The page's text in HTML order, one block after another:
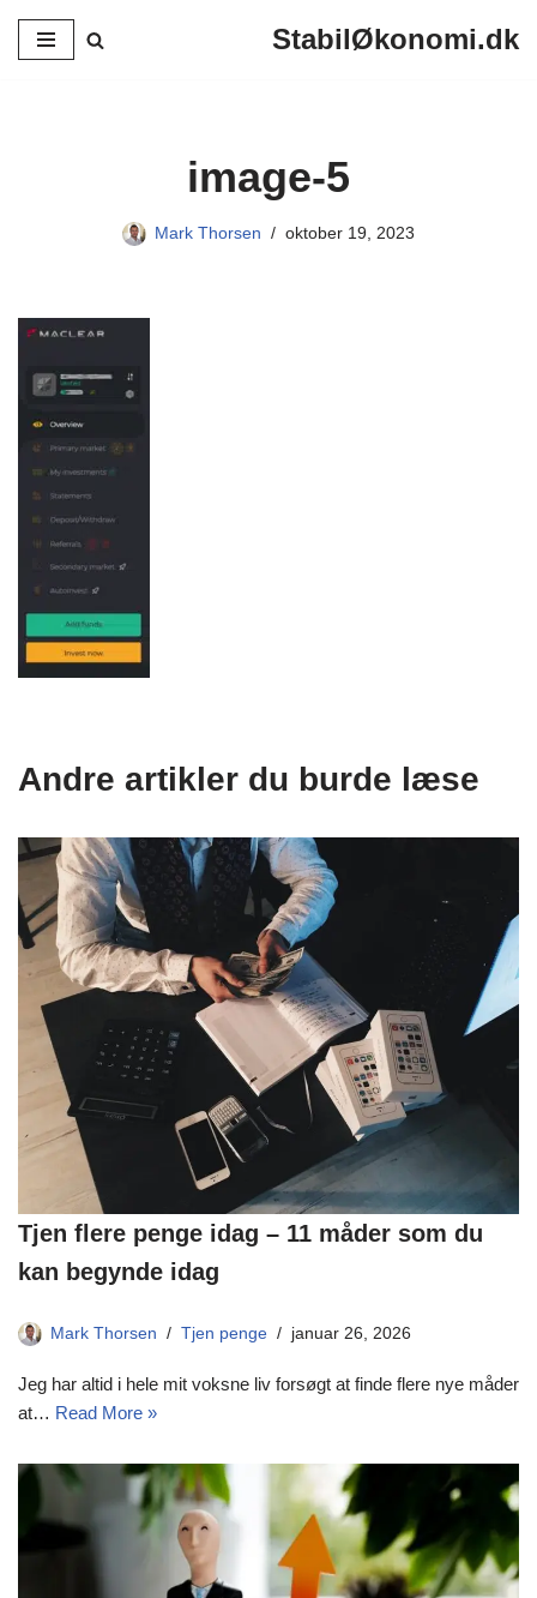
Spring
StabilØkonomi.dk
image-5
Mark Thorsen oktober 19, 2023
Andre artikler du burde læse
Tjen flere penge idag – 11 måder som du
kan begynde idag
Mark Thorsen Tjen penge januar 26, 2026
Jeg har altid i hele mit voksne liv forsøgt at finde flere nye måder
at… Read More »